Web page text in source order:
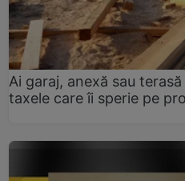
Ai garaj, anexă sau
taxele care îi sperie pe